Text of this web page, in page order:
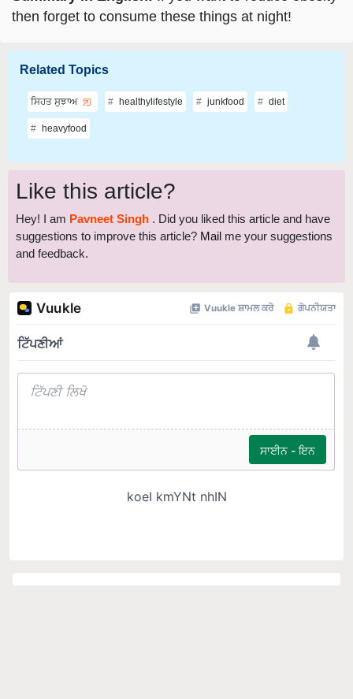
then forget to consume these things at night!
Related Topics
ਸਿਹਤ ਸੁਝਾਅ healthylifestyle junkfood diet
heavyfood
Like this article?
Hey! I am Pavneet Singh . Did you liked this article and have
suggestions to improve this article? Mail me your suggestions
and feedback.